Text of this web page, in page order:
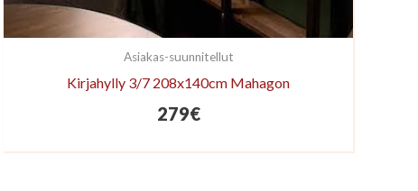
Asiakas-suunnitellut
Kirjahylly 3/7 208x140cm Mahagon
279€